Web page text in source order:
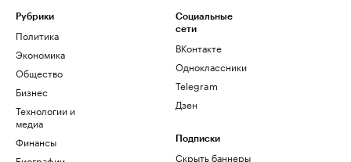
Рубрики
Политика
Экономика
Общество
Бизнес
Технологии и
медиа
Финансы
Социальные
сети
ВКонтакте
Одноклассники
Telegram
Дзен
Подписки
Скрыть баннеры